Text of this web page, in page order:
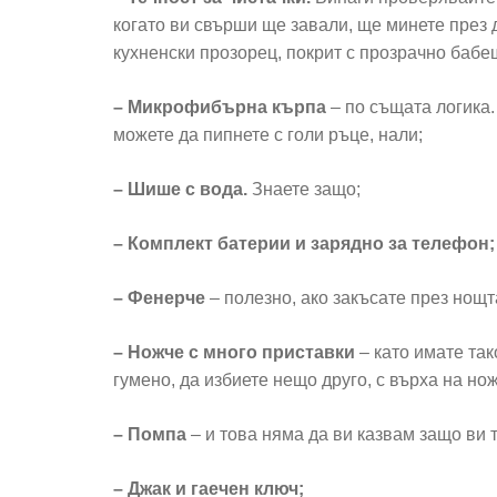
когато ви свърши ще завали, ще минете през
кухненски прозорец, покрит с прозрачно
– Микрофибърна кърпа – по същата
можете да пипнете с голи ръце, нали;
– Шише с вода. Знаете защо;
– Комплект батерии и зарядно за телефон;
– Фенерче – полезно, ако закъсате през
– Ножче с много приставки – като имате
гумено, да избиете нещо друго, с върха на
– Помпа – и това няма да ви казвам защо ви
– Джак и гаечен ключ;